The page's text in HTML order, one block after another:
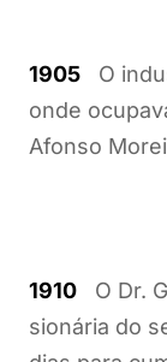
1905 O
onde
Afonso
1910 O Dr.
sionária do